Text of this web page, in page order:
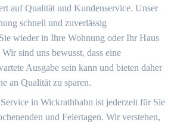
auf Qualität und Kundenservice. Unser
schnell und zuverlässig
wieder in Ihre Wohnung oder Ihr Haus
sind uns bewusst, dass eine
Ausgabe sein kann und bieten daher
an Qualität zu sparen.
in Wickrathhahn ist jederzeit für Sie
und Feiertagen. Wir verstehen,